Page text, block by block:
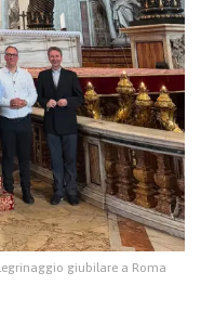
giubilare a Roma